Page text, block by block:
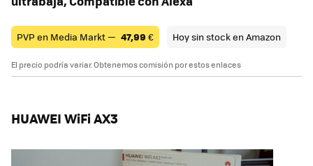
PVP en Media Markt — 47,99 € Hoy sin stock en Amazon
El precio podría variar. Obtenemos comisión por estos enlaces
HUAWEI WiFi AX3